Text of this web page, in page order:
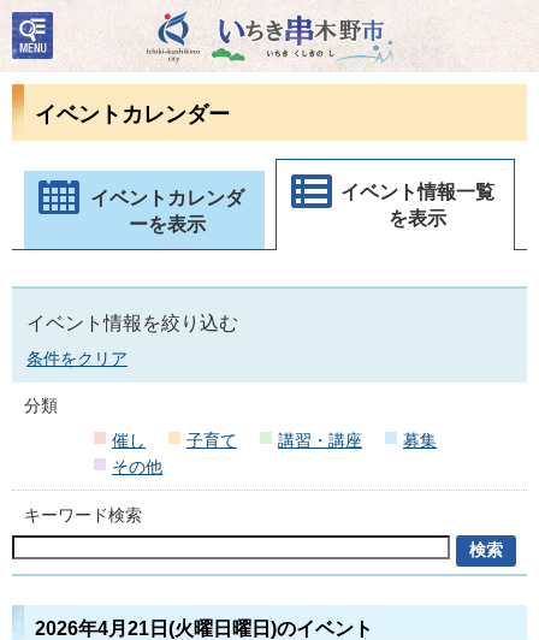
いちき串木野市
検
索・
共通
ューイベントカレンダー
イベントカレンダ
ーを表示
イベント情報一覧
を表示
イベント情報を絞り込む
条件をクリア
分類
催し
子育て 講習・講座
募集
その他
キーワード検索
2026年4月21日(火曜日曜日)のイベント